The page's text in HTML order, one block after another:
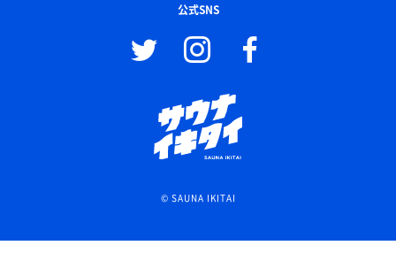
公式SNS
© SAUNA IKITAI